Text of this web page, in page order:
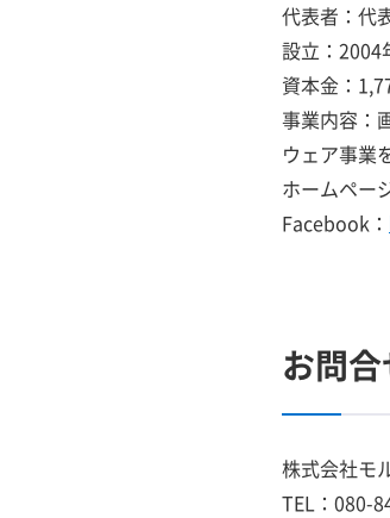
代表者：代
設立：2004
資本金：
事業内容：
ウェア事業
ホームペー
Facebook：
お問
株式会社
TEL：080-